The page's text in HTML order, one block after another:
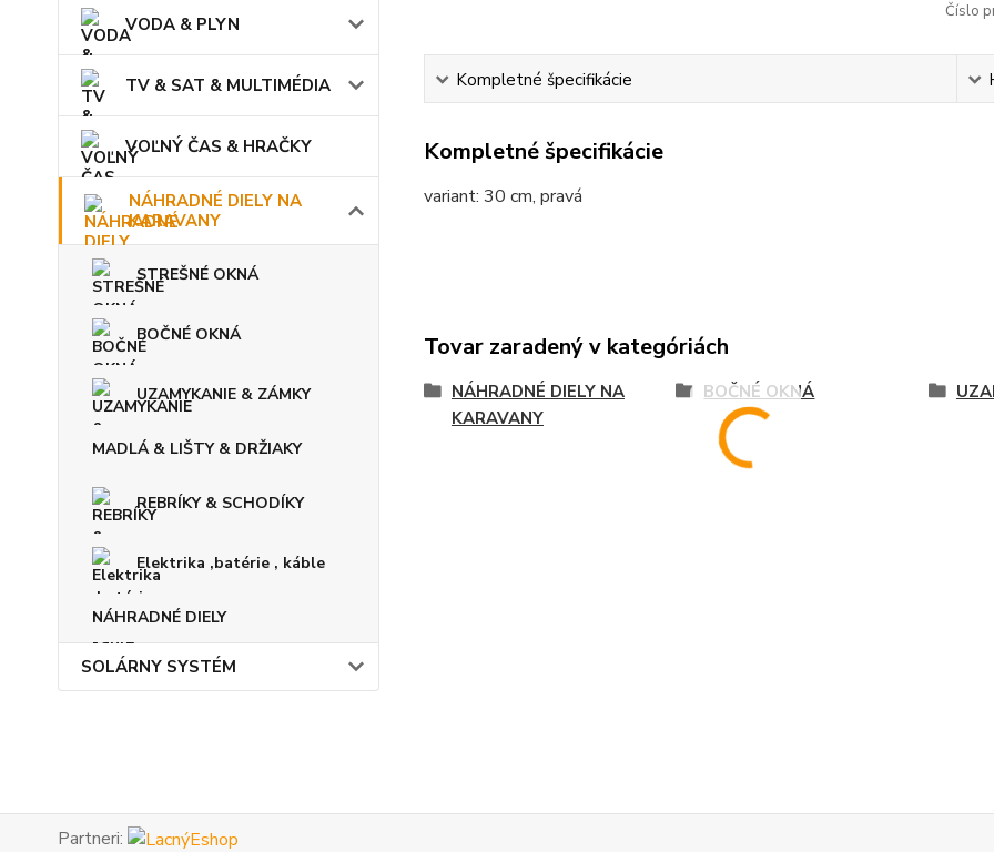
VODA & PLYN
TV & SAT & MULTIMÉDIA
VOĽNÝ ČAS & HRAČKY
NÁHRADNÉ DIELY NA
KARAVANY
STREŠNÉ OKNÁ
BOČNÉ OKNÁ
UZAMYKANIE & ZÁMKY
MADLÁ & LIŠTY & DRŽIAKY
REBRÍKY & SCHODÍKY
Elektrika ,batérie , káble
NÁHRADNÉ DIELY
SOLÁRNY SYSTÉM
Číslo
Kompletné špecifikácie
Kompletné špecifikácie
variant: 30 cm, pravá
Tovar zaradený v kategóriách
NÁHRADNÉ DIELY NA
KARAVANY
BOČNÉ OKNÁ
Partneri: